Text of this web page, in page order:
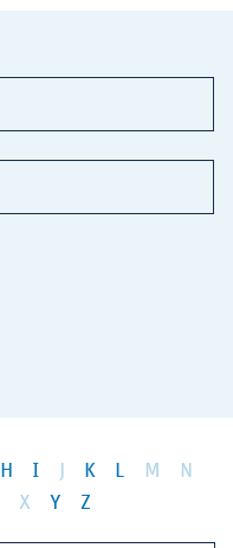
H I K L M
N
X Y Z